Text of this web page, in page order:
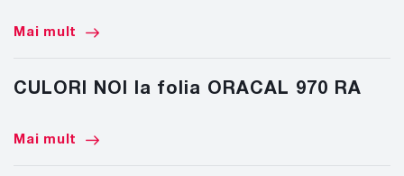
Mai mult
CULORI NOI la folia ORACAL 970 RA
Mai mult